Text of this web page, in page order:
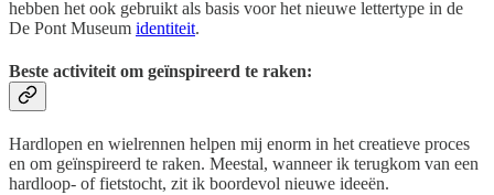
hebben het ook gebruikt als basis voor het nieuwe lettertype in de
De Pont Museum identiteit.
Beste activiteit om geïnspireerd te raken:
Hardlopen en wielrennen helpen mij enorm in het creatieve proces
en om geïnspireerd te raken. Meestal, wanneer ik terugkom van een
hardloop- of fietstocht, zit ik boordevol nieuwe ideeën.